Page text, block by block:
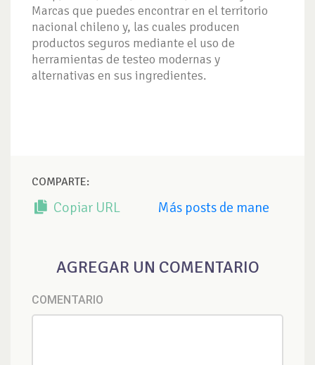
Marcas que puedes encontrar en el territorio
nacional chileno y, las cuales producen
productos seguros mediante el uso de
herramientas de testeo modernas y
alternativas en sus ingredientes.
COMPARTE:
Copiar URL Más posts de mane
AGREGAR UN COMENTARIO
COMENTARIO